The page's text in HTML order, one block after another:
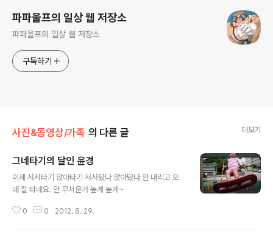
파파울프의 일상 웹 저장소
파파울프의 일상 웹 저장소
구독하기
사진&동영상/가족 의 다른 글 더보기
그네타기의 달인 윤경
이제 서서타기 앉아타기 서서탔다 앉아탔다 안 내리고 오
래 잘 타네요. 안 무서운가 높게 높게~
0 0 2012. 8. 29.